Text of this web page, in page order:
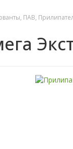
ПАВ,